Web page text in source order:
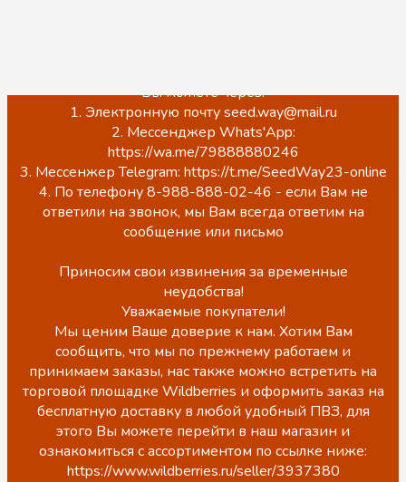
Вы можете через:
1. Электронную почту seed.way@mail.ru
2. Мессенджер Whats'App:
https://wa.me/79888880246
3. Мессенжер Telegram: https://t.me/SeedWay23-online
4. По телефону 8-988-888-02-46 - если Вам не
ответили на звонок, мы Вам всегда ответим на
сообщение или письмо
Приносим свои извинения за временные
неудобства!
Уважаемые покупатели!
Мы ценим Ваше доверие к нам. Хотим Вам
сообщить, что мы по прежнему работаем и
принимаем заказы, нас также можно встретить на
торговой площадке Wildberries и оформить заказ на
бесплатную доставку в любой удобный ПВЗ, для
этого Вы можете перейти в наш магазин и
ознакомиться с ассортиментом по ссылке ниже:
https://www.wildberries.ru/seller/3937380